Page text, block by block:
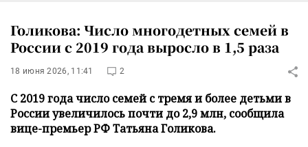
Голикова: Число многодетных семей в
России с 2019 года выросло в 1,5 раза
18 июня 2026, 11:41 2
С 2019 года число семей с тремя и более детьми в
России увеличилось почти до 2,9 млн, сообщила
вице-премьер РФ Татьяна Голикова.